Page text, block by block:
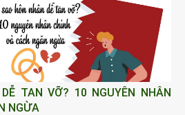
TAN VỠ? 10 NGUYÊN NHÂN
NGỪA